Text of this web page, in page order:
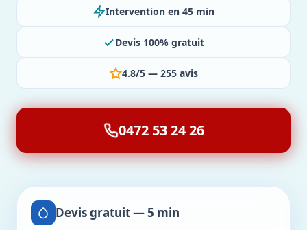
Intervention en 45 min
Devis 100% gratuit
4.8/5 — 255 avis
0472 53 24 26
Devis gratuit — 5 min